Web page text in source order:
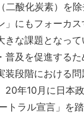
酸化炭素）を
」にもフォーカ
きな課題となっ
普及を促進する
装段階における
20年10月に日本
トラル宣言」を